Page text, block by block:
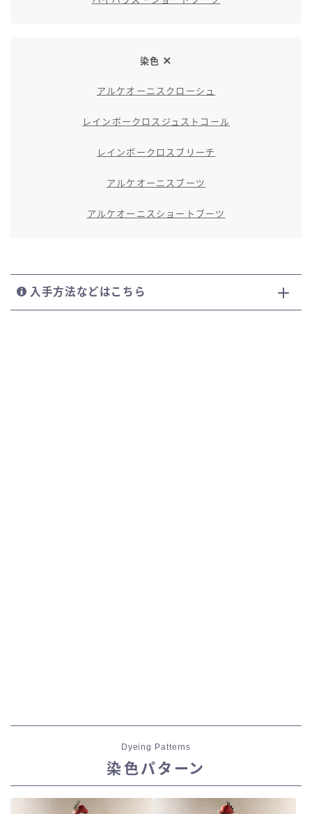
染色
アルケオーニスクローシュ
レインボークロスジュストコール
レインボークロスブリーチ
アルケオーニスブーツ
アルケオーニスショートブーツ
入手方法などはこちら
Dyeing Patterns
染色パターン